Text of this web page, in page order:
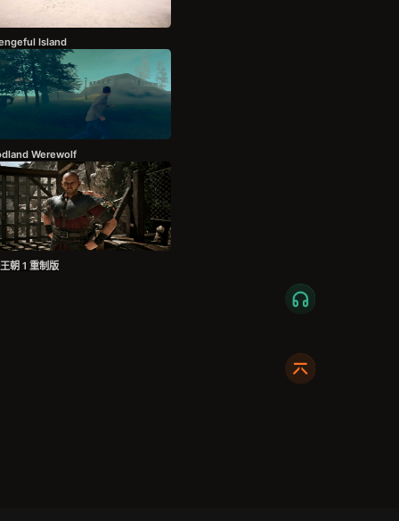
Island
Werewolf
朝 1 重制版